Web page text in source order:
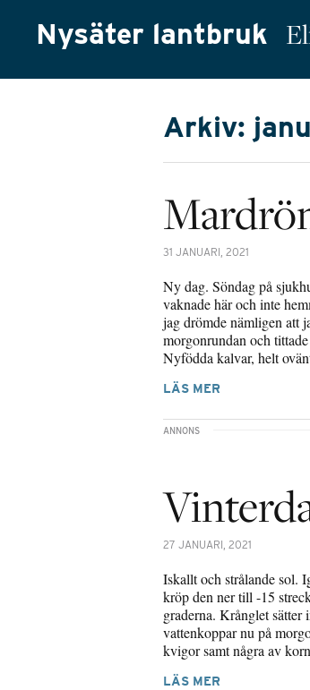
Nysäter lantbruk
Arkiv:
31 JANUARI, 2021
Ny dag. Söndag på
vaknade här och inte
jag drömde nämligen att
morgonrundan och
Nyfödda kalvar, helt
LÄS MER
27 JANUARI, 2021
Iskallt och strålande sol.
kröp den ner till -15
graderna. Krånglet
vattenkoppar nu på
kvigor samt några av
LÄS MER